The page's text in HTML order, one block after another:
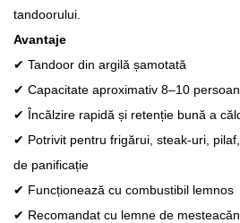
tandoorului.
Avantaje
✔ Tandoor din argilă șamotată
✔ Capacitate aproximativ 8–10
✔ Încălzire rapidă și retenție bună a
✔ Potrivit pentru frigărui, steak-uri,
de panificație
✔ Funcționează cu combustibil lemnos
✔ Recomandat cu lemne de mesteacăn